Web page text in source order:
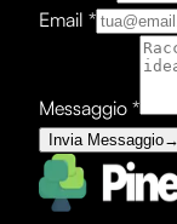
Email *
Messaggio *
Invia Messaggio→